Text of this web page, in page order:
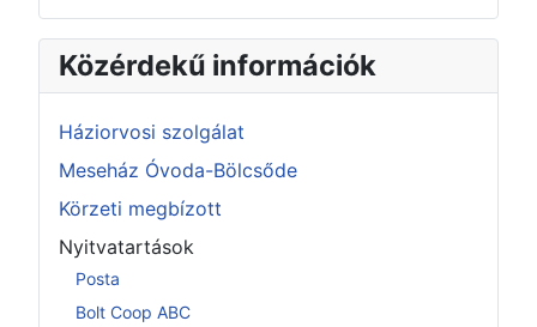
Közérdekű információk
Háziorvosi szolgálat
Meseház Óvoda-Bölcsőde
Körzeti megbízott
Nyitvatartások
Posta
Bolt Coop ABC